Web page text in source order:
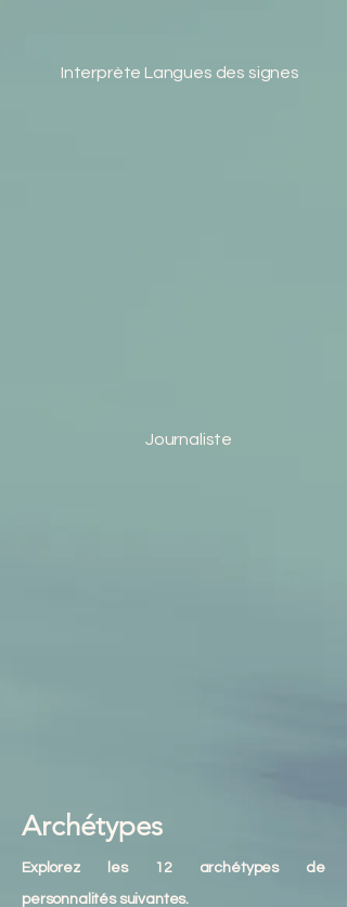
Interprète Langues des signes
Journaliste
Archétypes
Explorez les 12 archétypes de
personnalités suivantes.